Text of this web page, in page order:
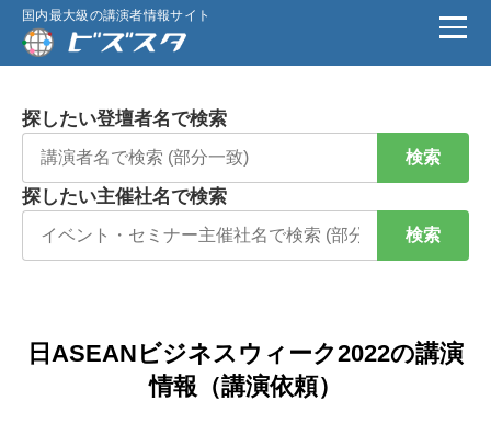
国内最大級の講演者情報サイト
探したい登壇者名で検索
検索
探したい主催社名で検索
検索
日ASEANビジネスウィーク2022の講演
情報（講演依頼）